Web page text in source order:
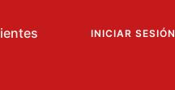
INICIAR SESIÓN